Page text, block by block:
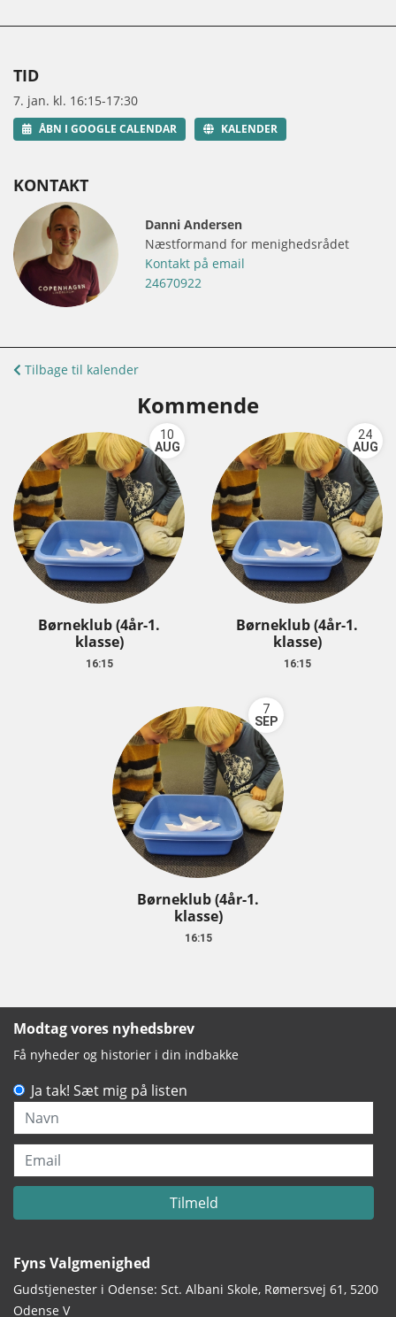
TID
7. jan. kl. 16:15-17:30
ÅBN I GOOGLE CALENDAR KALENDER
KONTAKT
Danni Andersen
Næstformand for menighedsrådet
Kontakt på email
24670922
Tilbage til kalender
Kommende
10
AUG
Børneklub (4år-1.
klasse)
16:15
24
AUG
Børneklub (4år-1.
klasse)
16:15
7
SEP
Børneklub (4år-1.
klasse)
16:15
Fyns Valgmenighed
Gudstjenester i Odense: Sct. Albani Skole, Rømersvej 61, 5200
Odense V
Modtag vores nyhedsbrev
Få nyheder og historier i din indbakke
Ja tak! Sæt mig på listen
Navn
Email
Tilmeld